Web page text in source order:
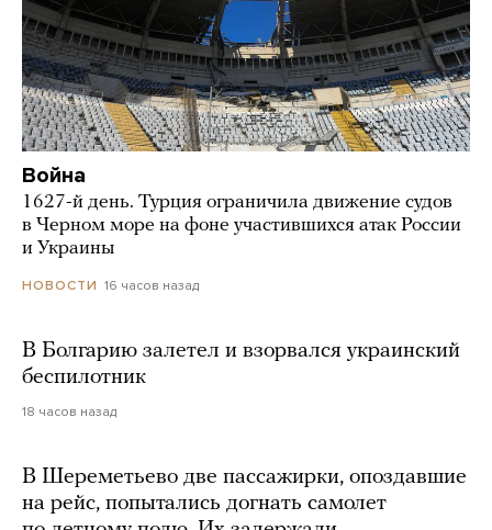
Война
1627-й день. Турция ограничила движение судов
в Черном море на фоне участившихся атак России
и Украины
НОВОСТИ 16 часов назад
В Болгарию залетел и взорвался украинский
беспилотник
18 часов назад
В Шереметьево две пассажирки, опоздавшие
на рейс, попытались догнать самолет